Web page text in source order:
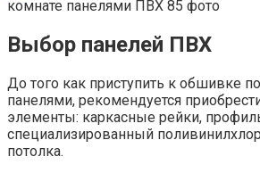
Выбор панелей ПВХ
До того как приступить к обшивке
панелями, рекомендуется
элементы: каркасные рейки,
специализированный
потолка.